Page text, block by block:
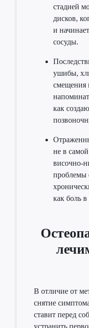
стадией
дисков,
и
сосуды.
ушибы,
смещения
как
не в
височно-
проблемы
как боль
В отличие от
снятие
ставит перед
устранить